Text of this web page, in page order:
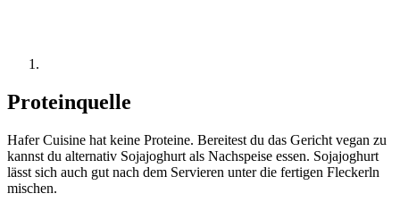
Proteinquelle
Hafer Cuisine hat keine Proteine. Bereitest du das Gericht vegan zu
kannst du alternativ Sojajoghurt als Nachspeise essen. Sojajoghurt
lässt sich auch gut nach dem Servieren unter die fertigen Fleckerln
mischen.